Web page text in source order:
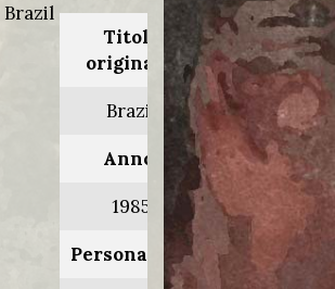
Brazil
Titolo
originale:
Brazil
Anno:
1985
Personaggio: